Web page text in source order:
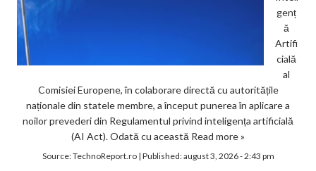
genț
ă
Artifi
cială
al
Comisiei Europene, în colaborare directă cu autoritățile
naționale din statele membre, a început punerea în aplicare a
noilor prevederi din Regulamentul privind inteligența artificială
(AI Act). Odată cu această Read more »
Source:TechnoReport.ro| Published:august 3, 2026 - 2:43 pm